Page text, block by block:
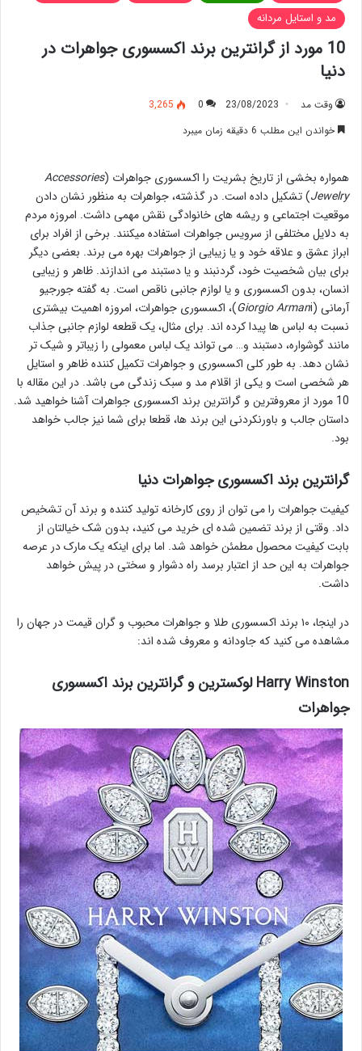
مد و استایل مردانه
10 مورد از گرانترین برند اکسسوری جواهرات در
دنیا
وقت مد 23/08/2023
0
3,265
خواندن این مطلب 6 دقیقه زمان میبرد
همواره بخشی از تاریخ بشریت را اکسسوری جواهرات (Accessories
Jewelry) تشکیل داده است. در گذشته، جواهرات به منظور نشان دادن
موقعیت اجتماعی و ریشه های خانوادگی نقش مهمی داشت. امروزه مردم
به دلایل مختلفی از سرویس جواهرات استفاده میکنند. برخی از افراد برای
ابراز عشق و علاقه خود و یا زیبایی از جواهرات بهره می برند. بعضی دیگر
برای بیان شخصیت خود، گردنبند و یا دستبند می اندازند. ظاهر و زیبایی
انسان، بدون اکسسوری و یا لوازم جانبی ناقص است. به گفته جورجیو
آرمانی (Giorgio Armani)، اکسسوری جواهرات، امروزه اهمیت بیشتری
نسبت به لباس ها پیدا کرده اند. برای مثال، یک قطعه لوازم جانبی جذاب
مانند گوشواره، دستبند و… می تواند یک لباس معمولی را زیباتر و شیک تر
نشان دهد. به طور کلی اکسسوری و جواهرات تکمیل کننده ظاهر و استایل
هر شخصی است و یکی از اقلام مد و سبک زندگی می باشد. در این مقاله با
10 مورد از معروفترین و گرانترین برند اکسسوری جواهرات آشنا خواهید شد.
داستان جالب و باورنکردنی این برند ها، قطعا برای شما نیز جالب خواهد
بود.
گرانترین برند اکسسوری جواهرات دنیا
کیفیت جواهرات را می توان از روی کارخانه تولید کننده و برند آن تشخیص
داد. وقتی از برند تضمین شده ای خرید می کنید، بدون شک خیالتان از
بابت کیفیت محصول مطمئن خواهد شد. اما برای اینکه یک مارک در عرصه
جواهرات به این حد از اعتبار برسد راه دشوار و سختی در پیش خواهد
داشت.
در اینجا، ۱۰ برند اکسسوری طلا و جواهرات محبوب و گران قیمت در جهان را
مشاهده می کنید که جاودانه و معروف شده اند:
Harry Winston لوکسترین و گرانترین برند اکسسوری
جواهرات